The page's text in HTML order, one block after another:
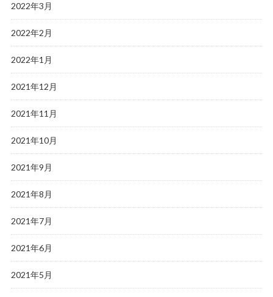
2022年3月
2022年2月
2022年1月
2021年12月
2021年11月
2021年10月
2021年9月
2021年8月
2021年7月
2021年6月
2021年5月